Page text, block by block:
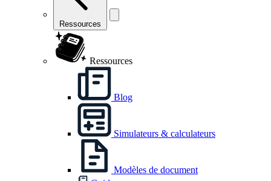
Ressources
Ressources
Blog
Simulateurs & calculateurs
Modèles de document